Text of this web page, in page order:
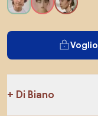
Di Biano